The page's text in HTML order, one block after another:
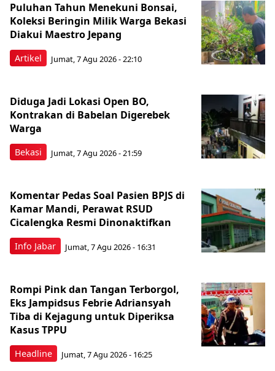
Artikel
Puluhan Tahun Menekuni Bonsai,
Koleksi Beringin Milik Warga Bekasi
Diakui Maestro Jepang
Jumat, 7 Agu 2026 - 22:10
Bekasi
Diduga Jadi Lokasi Open BO,
Kontrakan di Babelan Digerebek
Warga
Jumat, 7 Agu 2026 - 21:59
Info Jabar
Komentar Pedas Soal Pasien BPJS di
Kamar Mandi, Perawat RSUD
Cicalengka Resmi Dinonaktifkan
Jumat, 7 Agu 2026 - 16:31
Headline
Rompi Pink dan Tangan Terborgol,
Eks Jampidsus Febrie Adriansyah
Tiba di Kejagung untuk Diperiksa
Kasus TPPU
Jumat, 7 Agu 2026 - 16:25